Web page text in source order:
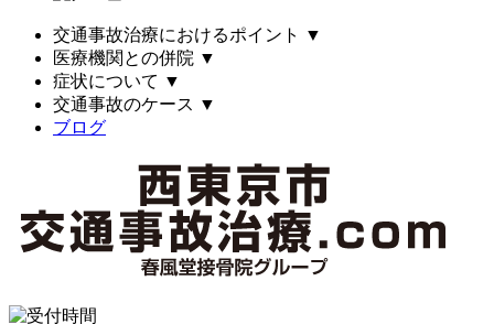
交通事故治療におけるポイント
▼
医療機関との併院 ▼
症状について ▼
交通事故のケース ▼
ブログ